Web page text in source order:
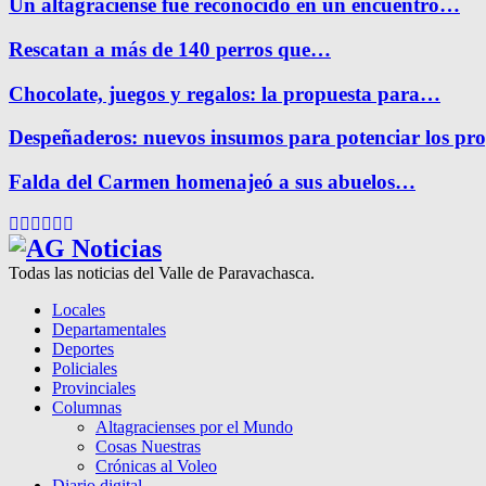
Un altagraciense fue reconocido en un encuentro…
Rescatan a más de 140 perros que…
Chocolate, juegos y regalos: la propuesta para…
Despeñaderos: nuevos insumos para potenciar los
Falda del Carmen homenajeó a sus abuelos…
Facebook
Twitter
Instagram
Pinterest
Google
Todas las noticias del Valle de Paravachasca.
Locales
Departamentales
Deportes
Policiales
Provinciales
Columnas
Altagracienses por el Mundo
Cosas Nuestras
Crónicas al Voleo